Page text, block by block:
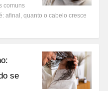
comuns
afinal, quanto o cabelo cresce
se